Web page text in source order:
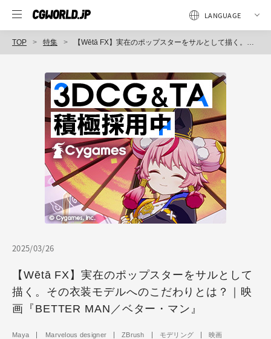
TOP 特集 【Wētā FX】実在のポップスターをサルとして描く。その衣装モデルへのこだわりとは？｜映画『BETTER MAN／ベター・マン』
2025/03/26
【Wētā FX】実在のポップスターをサルとして
描く。その衣装モデルへのこだわりとは？｜映
画『BETTER MAN／ベター・マン』
Maya Marvelous designer ZBrush モデリング 映画